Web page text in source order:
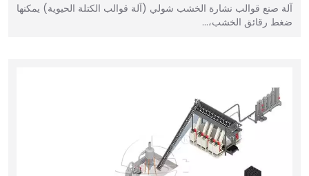
آلة صنع قوالب نشارة الخشب شولي (آلة قوالب الكتلة الحيوية) يمكنها
ضغط رقائق الخشب،…